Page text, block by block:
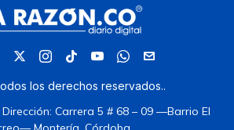
los derechos reservados..
Carrera 5 # 68 – 09 —Barrio El